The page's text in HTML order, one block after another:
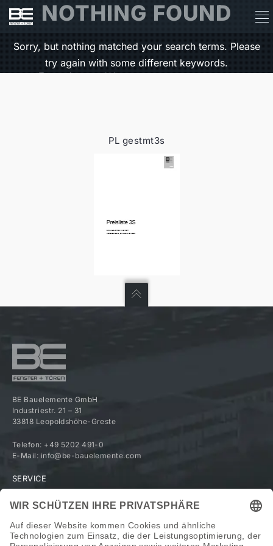
NOTHING FOUND
Sorry, but nothing matched your search terms. Please
try again with some different keywords.
PL gestmt3s
BE Bauelemente GmbH
Industriestr. 21 – 31
33818 Leopoldshöhe-Greste
Telefon: +49 5202 491-0
E-Mail: info@be-bauelemente.com
SERVICE
Haustürkonfigurator
UNTERNEHMEN